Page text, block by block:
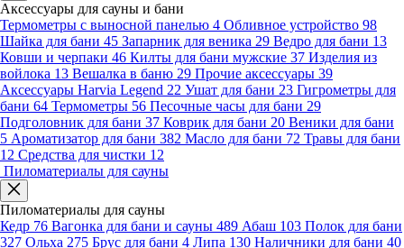
Аксессуары для сауны и бани
Термометры с выносной панелью 4 Обливное устройство 98
Шайка для бани 45 Запарник для веника 29 Ведро для бани 13
Ковши и черпаки 46 Килты для бани мужские 37 Изделия из
войлока 13 Вешалка в баню 29 Прочие аксессуары 39
Аксессуары Harvia Legend 22 Ушат для бани 23 Гигрометры для
бани 64 Термометры 56 Песочные часы для бани 29
Подголовник для бани 37 Коврик для бани 20 Веники для бани
5 Ароматизатор для бани 382 Масло для бани 72 Травы для бани
12 Средства для чистки 12
Пиломатериалы для сауны
Пиломатериалы для сауны
Кедр 76 Вагонка для бани и сауны 489 Абаш 103 Полок для бани
327 Ольха 275 Брус для бани 4 Липа 130 Наличники для бани 40